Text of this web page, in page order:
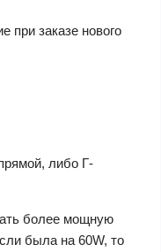
при заказе нового
либо Г-
более мощную
была на 60W, то